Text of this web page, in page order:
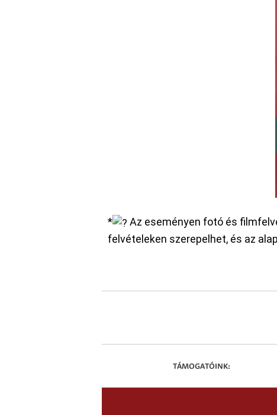
*
Az eseményen fotó és
felvételeken szerepelhet, és az
TÁMOGATÓINK: